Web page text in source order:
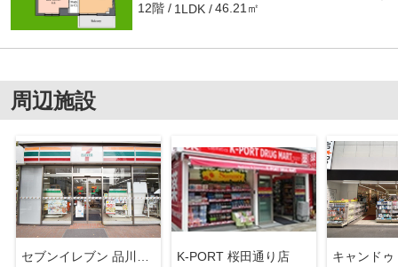
12階 1LDK 46.21㎡
周辺施設
K-PORT 桜田通り店